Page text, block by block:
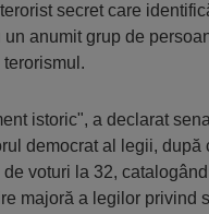
secret care
un anumit grup de
istoric", a declarat
democrat al legii, după
voturi la 32,
majoră a legilor privind